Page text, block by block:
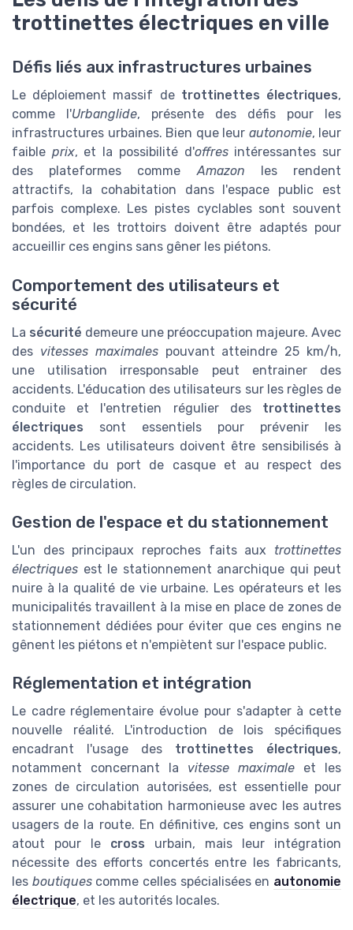
trottinettes électriques en ville
Défis liés aux infrastructures urbaines
Le déploiement massif de trottinettes électriques,
comme l'Urbanglide, présente des défis pour les
infrastructures urbaines. Bien que leur autonomie, leur
faible prix, et la possibilité d'offresintéressantes sur
des plateformes commeAmazon les rendent
attractifs, la cohabitation dans l'espace public est
parfois complexe. Les pistes cyclables sont souvent
bondées, et les trottoirs doivent être adaptés pour
accueillir ces engins sans gêner les piétons.
Comportement des utilisateurs et
sécurité
La sécurité demeure une préoccupation majeure. Avec
des vitesses maximalespouvant atteindre 25 km/h,
une utilisation irresponsable peut entrainer des
accidents. L'éducation des utilisateurs sur les règles de
conduite et l'entretien régulier des trottinettes
électriques sont essentiels pour prévenir les
accidents. Les utilisateurs doivent être sensibilisés à
l'importance du port de casque et au respect des
règles de circulation.
Gestion de l'espace et du stationnement
L'un des principaux reproches faits aux trottinettes
électriques est le stationnement anarchique qui peut
nuire à la qualité de vie urbaine. Les opérateurs et les
municipalités travaillent à la mise en place de zones de
stationnement dédiées pour éviter que ces engins ne
gênent les piétons et n'empiètent sur l'espace public.
Réglementation et intégration
Le cadre réglementaire évolue pour s'adapter à cette
nouvelle réalité. L'introduction de lois spécifiques
encadrant l'usage des trottinettes électriques,
notamment concernant la vitesse maximale et les
zones de circulation autorisées, est essentielle pour
assurer une cohabitation harmonieuse avec les autres
usagers de la route. En définitive, ces engins sont un
atout pour le cross urbain, mais leur intégration
nécessite des efforts concertés entre les fabricants,
les boutiquescomme celles spécialisées en autonomie
électrique, et les autorités locales.